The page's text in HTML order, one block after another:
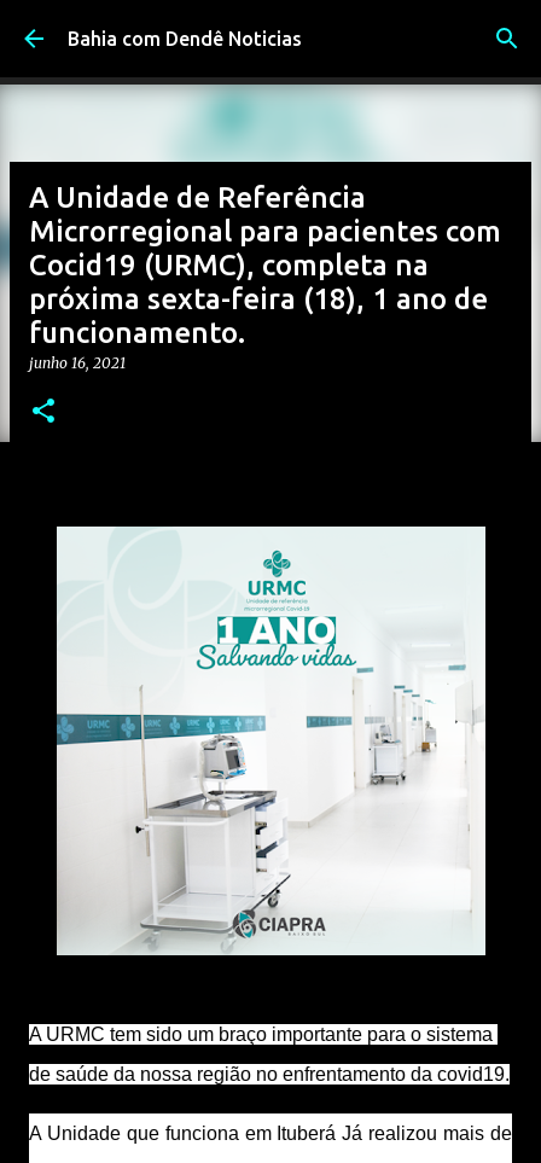
Pular para o conteúdo principal
Bahia com Dendê Noticias
A Unidade de Referência
Microrregional para pacientes com
Cocid19 (URMC), completa na
próxima sexta-feira (18), 1 ano de
funcionamento.
junho 16, 2021
A URMC tem sido um braço importante para o sistema
de saúde da nossa região no enfrentamento da covid19.
A Unidade que funciona em Ituberá Já realizou mais de